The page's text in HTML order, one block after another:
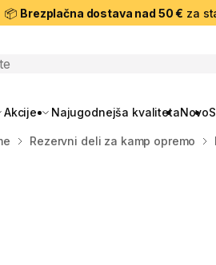
📦 Brezplačna dostava nad 50 € za
Akcije Najugodnejša kvalitetaNovo
Rezervni deli za kamp opremo